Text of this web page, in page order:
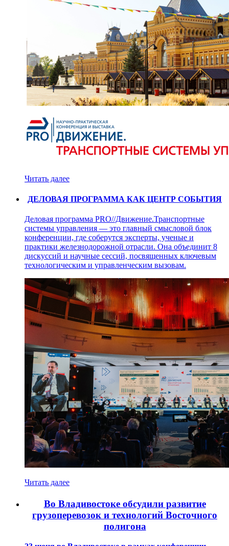
Читать далее
ДЕЛОВАЯ ПРОГРАММА КАК ЦЕНТР СОБЫТИЯ
Деловая программа PRO//Движение.Транспортные
системы управления — это главный смысловой блок
конференции, где соберутся эксперты, ученые и
практики железнодорожной отрасли. Она объединит 8
дискуссий и научные сессий, посвященных ключевым
технологическим и управленческим вызовам.
Читать далее
Во Владивостоке обсудили развитие
грузоперевозок и технологий Восточного
полигона